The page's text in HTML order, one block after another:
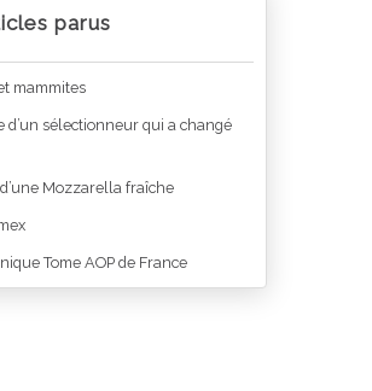
parus
mammites
d’un sélectionneur qui a changé
Mozzarella fraîche
Tome AOP de France